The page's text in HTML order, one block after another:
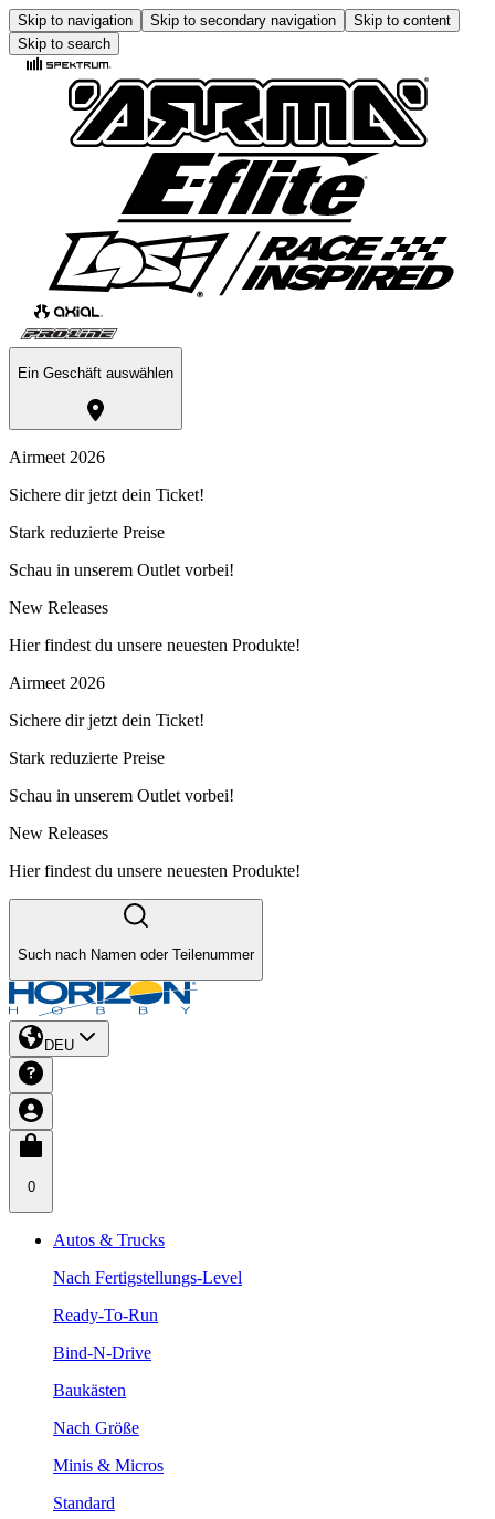
Skip to navigation Skip to secondary navigation
Skip to content
Skip to search
Ein Geschäft auswählen
Airmeet 2026
Sichere dir jetzt dein Ticket!
Stark reduzierte Preise
Schau in unserem Outlet vorbei!
New Releases
Hier findest du unsere neuesten Produkte!
Airmeet 2026
Sichere dir jetzt dein Ticket!
Stark reduzierte Preise
Schau in unserem Outlet vorbei!
New Releases
Hier findest du unsere neuesten Produkte!
Such nach Namen oder Teilenummer
DEU
0
Autos & Trucks
Nach Fertigstellungs-Level
Ready-To-Run
Bind-N-Drive
Baukästen
Nach Größe
Minis & Micros
Standard